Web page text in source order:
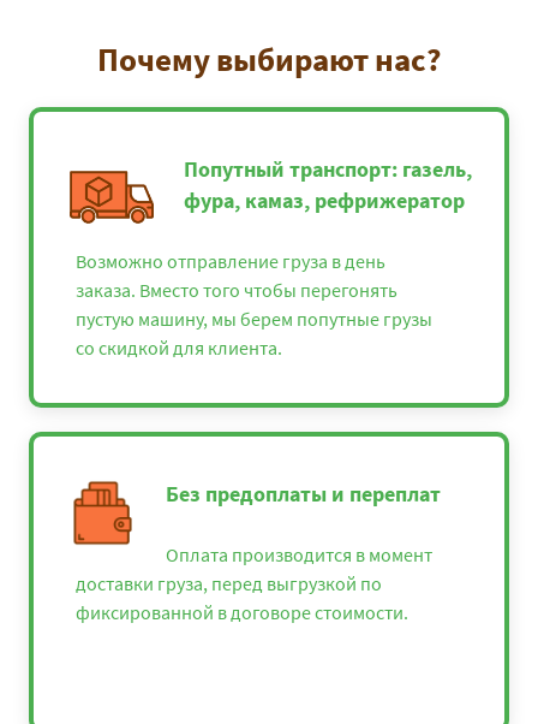
Почему выбирают нас?
Попутный транспорт: газель,
фура, камаз, рефрижератор
Возможно отправление груза в день
заказа. Вместо того чтобы перегонять
пустую машину, мы берем попутные грузы
со скидкой для клиента.
Без предоплаты и переплат
Оплата производится в момент
доставки груза, перед выгрузкой по
фиксированной в договоре стоимости.